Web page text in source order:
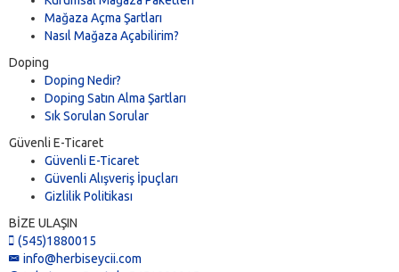
Mağaza Açma Şartları
Nasıl Mağaza Açabilirim?
Doping
Doping Nedir?
Doping Satın Alma Şartları
Sık Sorulan Sorular
Güvenli E-Ticaret
Güvenli E-Ticaret
Güvenli Alışveriş İpuçları
Gizlilik Politikası
BİZE ULAŞIN
(545)1880015
info@herbiseycii.com